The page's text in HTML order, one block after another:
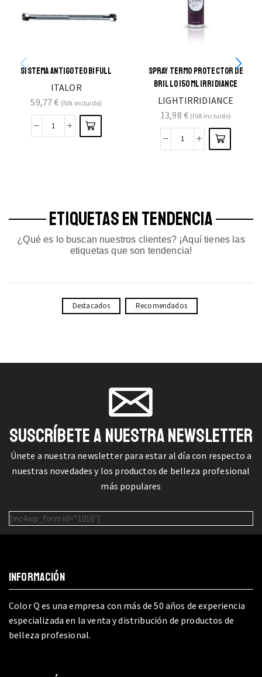
SISTEMA ANTIGOTEO BIFULL
ITALOR
59,77€ (IVA incluido)
SPRAY TERMO PROTECTOR DE
BRILLO 150ML IRRIDIANCE
LIGHTIRRIDIANCE
13,98 € (IVA incluido)
ETIQUETAS EN TENDENCIA
¿Qué es lo buscan nuestros clientes? ¡Aquí tienes las
etiquetas que son tendencia!
Destacados Recomendados
SUSCRÍBETE A NUESTRA NEWSLETTER
Únete a nuestra newsletter para estar al día con respecto a
nuestras novedades y los productos de belleza profesional
más populares
[mc4wp_form id="1016"]
INFORMACIÓN
Color Q es una empresa con más de 50 años de experiencia
especializada en la venta y distribución de productos de
belleza profesional.